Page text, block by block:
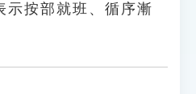
按部就班、循序漸